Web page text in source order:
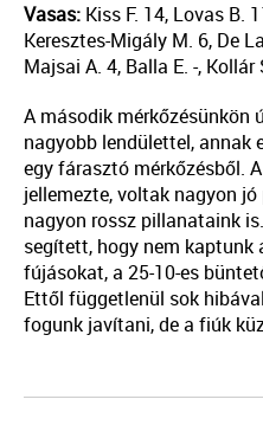
Vasas: Kiss F. 14, Lovas B.
Keresztes-Migály M. 6, De
Majsai A. 4, Balla E. -, Kollár
A második mérkőzésünkön
nagyobb lendülettel, annak
egy fárasztó mérkőzésből.
jellemezte, voltak nagyon
nagyon rossz pillanataink
segített, hogy nem
fújásokat, a 25-10-es
Ettől függetlenül sok
fogunk javítani, de a fiúk